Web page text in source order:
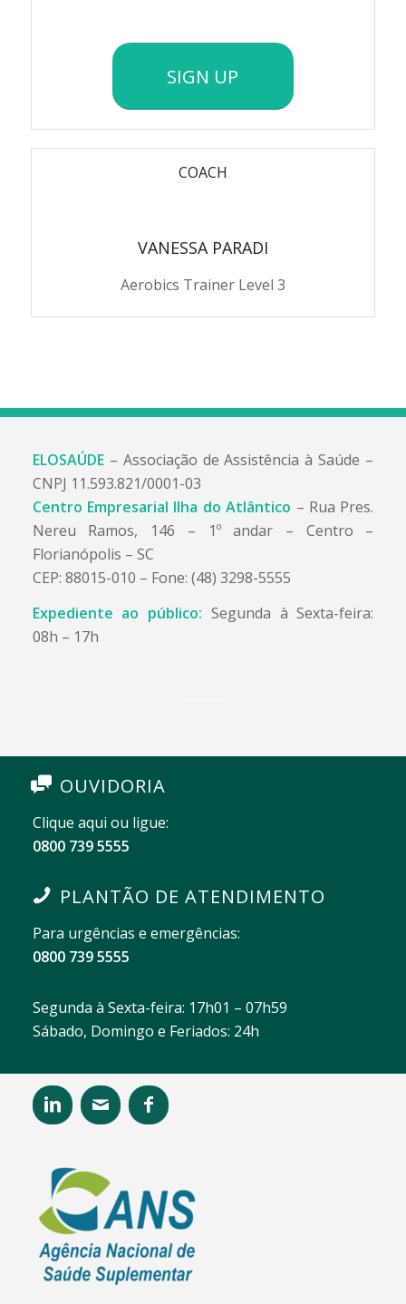
SIGN UP
COACH
VANESSA PARADI
Aerobics Trainer Level 3
ELOSAÚDE– Associação de Assistência à Saúde –
CNPJ 11.593.821/0001-03
Centro Empresarial Ilha do Atlântico – Rua Pres.
Nereu Ramos, 146 – 1º andar – Centro –
Florianópolis – SC
CEP: 88015-010 – Fone: (48) 3298-5555
Expediente ao público: Segunda à Sexta-feira:
08h – 17h
OUVIDORIA
Clique aqui ou ligue:
0800 739 5555
PLANTÃO DE ATENDIMENTO
Para urgências e emergências:
0800 739 5555
Segunda à Sexta-feira: 17h01 – 07h59
Sábado, Domingo e Feriados: 24h